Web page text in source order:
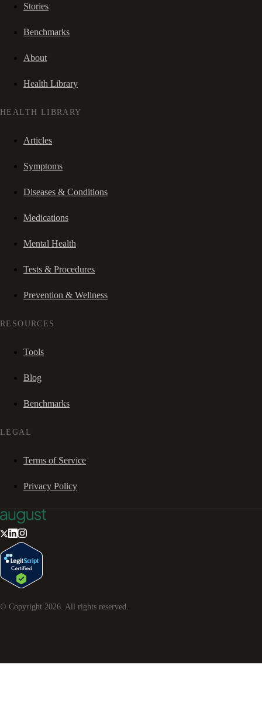
Stories
Benchmarks
About
Health Library
HEALTH LIBRARY
Articles
Symptoms
Diseases & Conditions
Medications
Mental Health
Tests & Procedures
Prevention & Wellness
RESOURCES
Tools
Blog
Benchmarks
LEGAL
Terms of Service
Privacy Policy
© Copyright 2026 . All rights reserved.